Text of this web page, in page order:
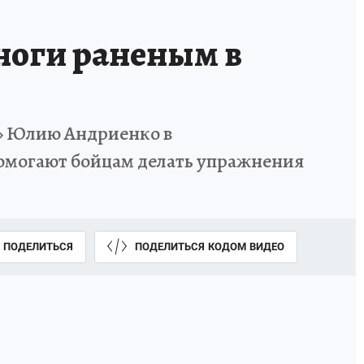
раненым в
Юлию Андриенко в
бойцам делать упражнения
ПОДЕЛИТЬСЯ ПОДЕЛИТЬСЯ КОДОМ ВИДЕО